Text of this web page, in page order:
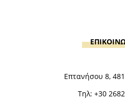
Επτανήσου 8,
Τηλ: +30